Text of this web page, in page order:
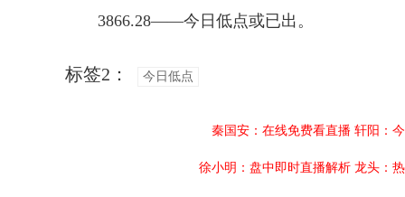
3866.28——今日低点或已出。
标签2： 今日低点
秦国安：在线免费看直播 轩阳：
徐小明：盘中即时直播解析 龙头：